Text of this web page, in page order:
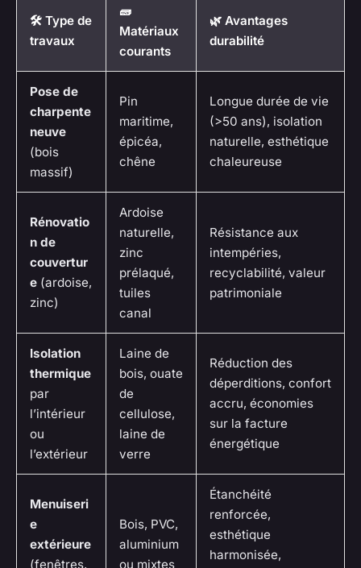
🛠️ Type de
travaux
🧱
Matériaux
courants
🌿 Avantages
durabilité
Pose de
charpente
neuve
(bois
massif)
Pin
maritime,
épicéa,
chêne
Longue durée de vie
(>50 ans), isolation
naturelle, esthétique
chaleureuse
Rénovatio
n de
couvertur
e (ardoise,
zinc)
Ardoise
naturelle,
zinc
prélaqué,
tuiles
canal
Résistance aux
intempéries,
recyclabilité, valeur
patrimoniale
Isolation
thermique
par
l’intérieur
ou
l’extérieur
Laine de
bois, ouate
de
cellulose,
laine de
verre
Réduction des
déperditions, confort
accru, économies
sur la facture
énergétique
Menuiseri
e
extérieure
(fenêtres,
Bois, PVC,
aluminium
ou mixtes
Étanchéité
renforcée,
esthétique
harmonisée,